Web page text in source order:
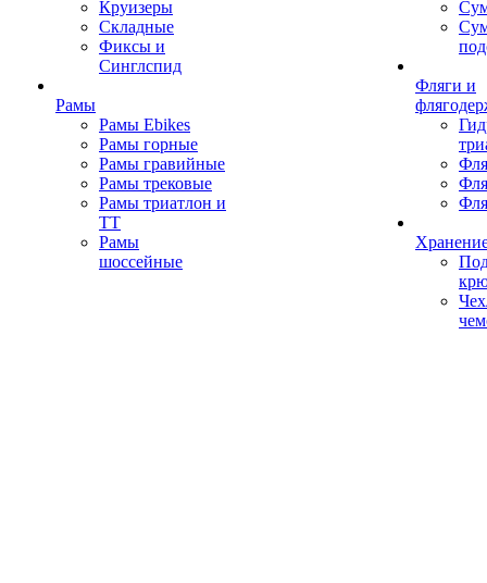
Круизеры
Складные
Фиксы и
Синглспид
Рамы
Рамы Ebikes
Рамы горные
Рамы гравийные
Рамы трековые
Рамы триатлон и
ТТ
Рамы
шоссейные
Фляги и